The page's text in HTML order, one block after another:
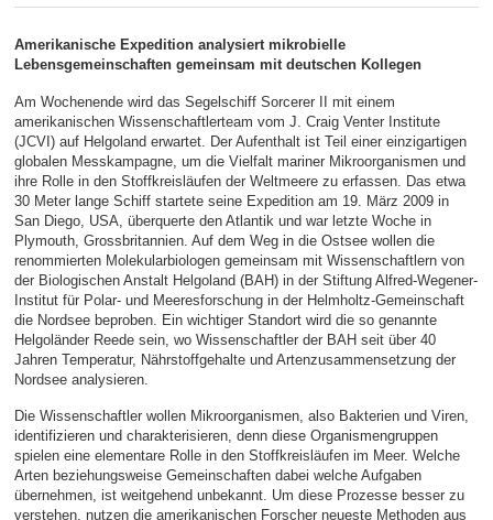
Amerikanische Expedition analysiert mikrobielle
Lebensgemeinschaften gemeinsam mit deutschen Kollegen
Am Wochenende wird das Segelschiff Sorcerer II mit einem
amerikanischen Wissenschaftlerteam vom J. Craig Venter Institute
(JCVI) auf Helgoland erwartet. Der Aufenthalt ist Teil einer einzigartigen
globalen Messkampagne, um die Vielfalt mariner Mikroorganismen und
ihre Rolle in den Stoffkreisläufen der Weltmeere zu erfassen. Das etwa
30 Meter lange Schiff startete seine Expedition am 19. März 2009 in
San Diego, USA, überquerte den Atlantik und war letzte Woche in
Plymouth, Grossbritannien. Auf dem Weg in die Ostsee wollen die
renommierten Molekularbiologen gemeinsam mit Wissenschaftlern von
der Biologischen Anstalt Helgoland (BAH) in der Stiftung Alfred-Wegener-
Institut für Polar- und Meeresforschung in der Helmholtz-Gemeinschaft
die Nordsee beproben. Ein wichtiger Standort wird die so genannte
Helgoländer Reede sein, wo Wissenschaftler der BAH seit über 40
Jahren Temperatur, Nährstoffgehalte und Artenzusammensetzung der
Nordsee analysieren.
Die Wissenschaftler wollen Mikroorganismen, also Bakterien und Viren,
identifizieren und charakterisieren, denn diese Organismengruppen
spielen eine elementare Rolle in den Stoffkreisläufen im Meer. Welche
Arten beziehungsweise Gemeinschaften dabei welche Aufgaben
übernehmen, ist weitgehend unbekannt. Um diese Prozesse besser zu
verstehen, nutzen die amerikanischen Forscher neueste Methoden aus